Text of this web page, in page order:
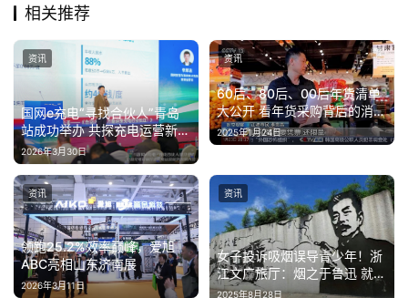
相关推荐
国网e充电“寻找合伙人”青岛
站成功举办 共探充电运营新生
态
2026年3月30日
资讯
60后、80后、00后年货清单
大公开 看年货采购背后的消费
变迁
2025年1月24日
资讯
领跑25.2%效率巅峰，爱旭
ABC亮相山东济南展
2026年3月11日
资讯
女子投诉吸烟误导青少年！浙
江文广旅厅：烟之于鲁迅 就像
烟斗之于马克思
2025年8月28日
资讯